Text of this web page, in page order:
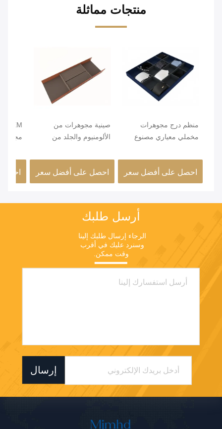
منتجات مماثلة
منظم درج مجوهرات
مخملي معياري مصنوع
احصل على أفضل سعر
صينية مجوهرات من
الألومنيوم والجلد من
قابلة للتكديس للأدراج،
مصنوعة يدويًا
احصل على أفضل سعر
أرسل طلبك
وقت ممكن.
إرسال